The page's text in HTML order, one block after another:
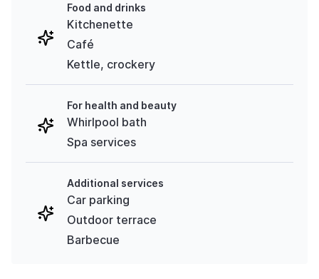
Food and drinks
Kitchenette
Café
Kettle, crockery
For health and beauty
Whirlpool bath
Spa services
Additional services
Car parking
Outdoor terrace
Barbecue